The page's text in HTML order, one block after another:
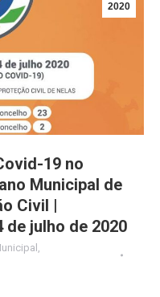
2020
19 no
Municipal de
Civil |
de julho de 2020